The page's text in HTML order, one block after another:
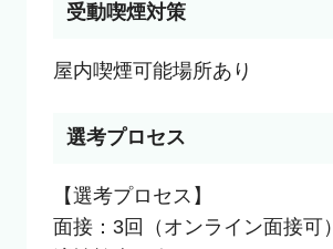
受動喫煙対策
選考プロセス
【選考プロセス】
面接：3回（オンライン面接可）